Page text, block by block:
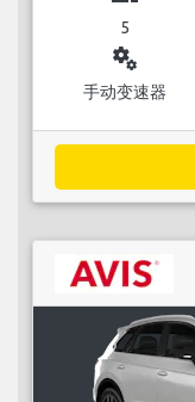
5
miscellaneous_services
手动变速器